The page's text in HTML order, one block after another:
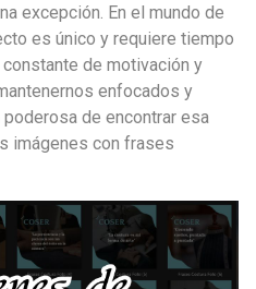
excepción. En el mundo de
es único y requiere tiempo
de motivación y
enfocados y
de encontrar esa
imágenes con frases